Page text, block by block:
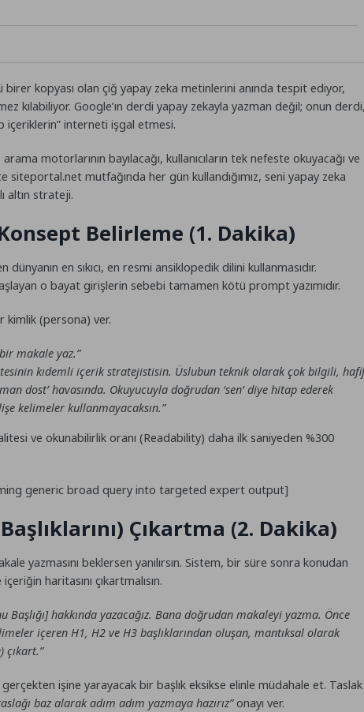
kopyası olan çiğ yapay zeka metinlerini anında tespit ediyor,
kılabiliyor. Google’ın derdi yapay zekayla yazman değil; onun
içeriklerin” interneti işgal etmesi.
motorlarının bayılacağı, kullanıcıların tek nefeste okuyacağı ve
siteportal.net mutfağında her gün kullandığımız, seni yapay zeka
altın strateji.
Belirleme (1. Dakika)
en sıkıcı, en resmi ansiklopedik dilini kullanmasıdır.
o bayat girişlerin sebebi tamamen kötü prompt yazımıdır.
kimlik (persona) ver.
makale yaz.”
kıdemli içerik stratejistisin. Üslubun teknik olarak çok bilgili,
dost’ havasında. Okuyucuyla doğrudan ‘sen’ diye hitap ederek
kelimeler kullanmayacaksın.”
ve okunabilirlik oranı (Readability) daha ilk saniyeden %300
generic broad query into targeted expert output]
Çıkartma (2. Dakika)
yazmasını beklersen yanılırsın. Sistem, bir süre sonra konudan
haritasını çıkartmalısın.
Başlığı] hakkında yazacağız. Bana doğrudan makaleyi yazma. Önce
içeren H1, H2 ve H3 başlıklarından oluşan, mantıksal olarak
çıkart.”
gerçekten işine yarayacak bir başlık eksikse elinle müdahale et. Taslak
baz alarak adım adım yazmaya hazırız”onayı ver.